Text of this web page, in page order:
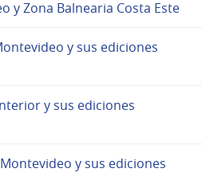
y Zona Balnearia Costa Este
y sus ediciones
y sus ediciones
y sus ediciones